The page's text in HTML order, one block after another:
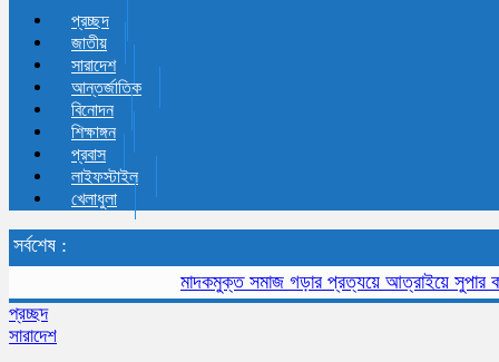
প্রচ্ছদ
জাতীয়
সারাদেশ
আন্তর্জাতিক
বিনোদন
শিক্ষাঙ্গন
প্রবাস
লাইফস্টাইল
খেলাধুলা
সর্বশেষ :
মাদকমুক্ত সমাজ গড়ার প্রত্যয়ে আত্রাইয়ে সুপার কাপ
প্রচ্ছদ
সারাদেশ